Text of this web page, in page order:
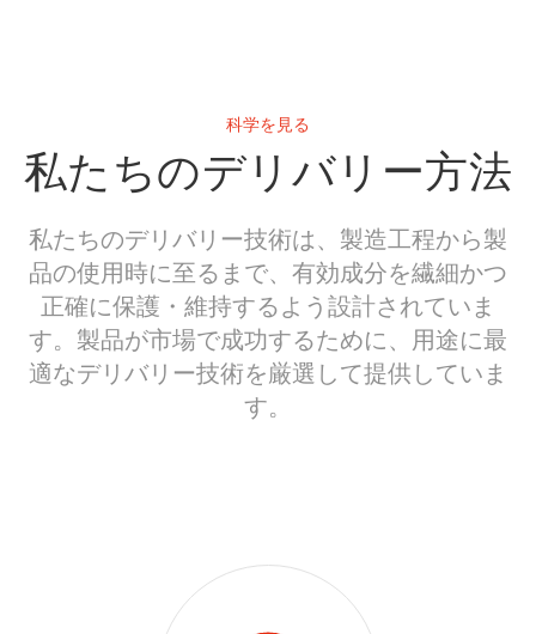
科学を見る
私たちのデリバリー方法
私たちのデリバリー技術は、製造工程から製
品の使用時に至るまで、有効成分を繊細かつ
正確に保護・維持するよう設計されていま
す。製品が市場で成功するために、用途に最
適なデリバリー技術を厳選して提供していま
す。